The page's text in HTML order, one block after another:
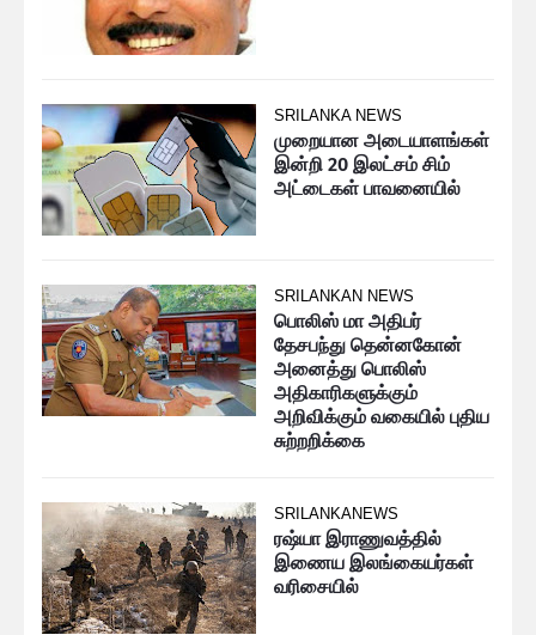
SRILANKA NEWS
முறையான அடையாளங்கள்
இன்றி 20 இலட்சம் சிம்
அட்டைகள் பாவனையில்
SRILANKAN NEWS
பொலிஸ் மா அதிபர்
தேசபந்து தென்னகோன்
அனைத்து பொலிஸ்
அதிகாரிகளுக்கும்
அறிவிக்கும் வகையில் புதிய
சுற்றறிக்கை
SRILANKANEWS
ரஷ்யா இராணுவத்தில்
இணைய இலங்கையர்கள்
வரிசையில்